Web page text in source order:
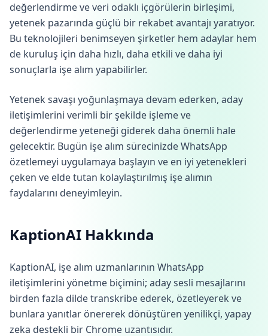
değerlendirme ve veri odaklı içgörülerin birleşimi,
yetenek pazarında güçlü bir rekabet avantajı yaratıyor.
Bu teknolojileri benimseyen şirketler hem adaylar hem
de kuruluş için daha hızlı, daha etkili ve daha iyi
sonuçlarla işe alım yapabilirler.
Yetenek savaşı yoğunlaşmaya devam ederken, aday
iletişimlerini verimli bir şekilde işleme ve
değerlendirme yeteneği giderek daha önemli hale
gelecektir. Bugün işe alım sürecinizde WhatsApp
özetlemeyi uygulamaya başlayın ve en iyi yetenekleri
çeken ve elde tutan kolaylaştırılmış işe alımın
faydalarını deneyimleyin.
KaptionAI Hakkında
KaptionAI, işe alım uzmanlarının WhatsApp
iletişimlerini yönetme biçimini; aday sesli mesajlarını
birden fazla dilde transkribe ederek, özetleyerek ve
bunlara yanıtlar önererek dönüştüren yenilikçi, yapay
zeka destekli bir Chrome uzantısıdır.